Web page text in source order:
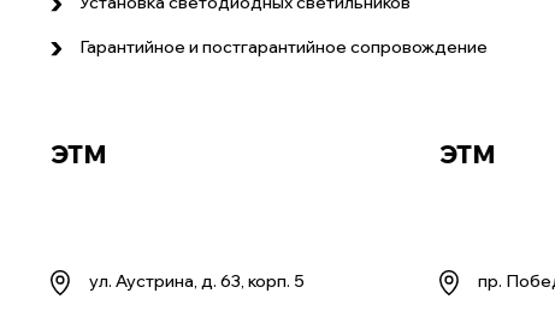
Гарантийное и постгарантийное сопровождение
ЭТМ
ул. Аустрина, д. 63, корп. 5
ЭТМ
пр.